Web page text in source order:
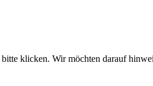
klicken. Wir möchten darauf